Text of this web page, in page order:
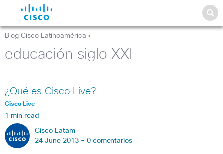
Blog Cisco Latinoamérica >
educación siglo XXI
¿Qué es Cisco Live?
Cisco Live
1 min read
Cisco Latam
24 June 2013 - 0 comentarios